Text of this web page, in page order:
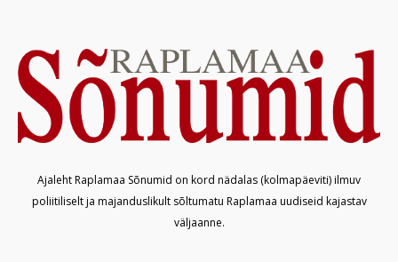
Ajaleht Raplamaa Sõnumid on kord nädalas (kolmapäeviti) ilmuv
poliitiliselt ja majanduslikult sõltumatu Raplamaa uudiseid kajastav
väljaanne.